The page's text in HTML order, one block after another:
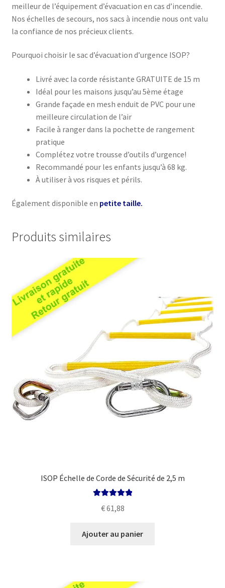
meilleur de l’équipement d’évacuation en cas d’incendie.
Nos échelles de secours, nos sacs à incendie nous ont valu
la confiance de nos précieux clients.
Pourquoi choisir le sac d’évacuation d’urgence ISOP?
Livré avec la corde résistante GRATUITE de 15 m
Idéal pour les maisons jusqu’au 5ème étage
Grande façade en mesh enduit de PVC pour une
meilleure circulation de l’air
Facile à ranger dans la pochette de rangement
pratique
Complétez votre trousse d’outils d’urgence!
Recommandé pour les enfants jusqu’à 68 kg.
À utiliser à vos risques et périls.
Également disponible en petite taille.
Produits similaires
ISOP Échelle de Corde de Sécurité de 2,5 m
€61,88
Ajouter au panier